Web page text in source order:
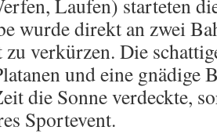
Laufen) starteten
wurde direkt an zwei
verkürzen. Die
und eine gnädige
die Sonne verdeckte,
Sportevent.